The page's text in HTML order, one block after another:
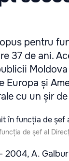
pentru
37 de ani.
Europa și
cu un șir
de şef al
2004, A.